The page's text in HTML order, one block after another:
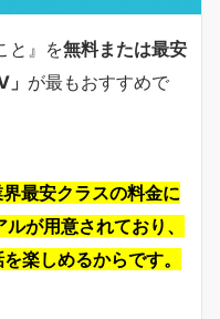
と』を無料または最安
が最もおすすめで
最安クラスの料金に
が用意されており、
楽しめるからです。